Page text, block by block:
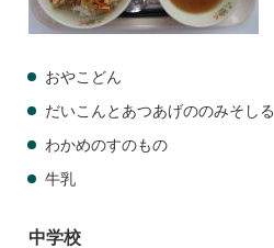
おやこどん
だいこんとあつあげののみそしる
わかめのすのもの
牛乳
中学校